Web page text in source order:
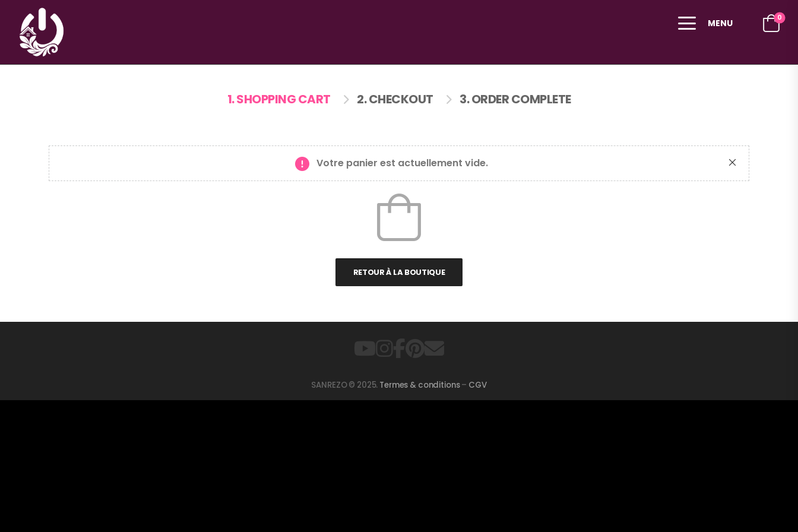
MENU 0
1. SHOPPING CART 2. CHECKOUT 3. ORDER COMPLETE
Votre panier est actuellement vide.
RETOUR À LA BOUTIQUE
SANREZO © 2025. Termes & conditions– CGV